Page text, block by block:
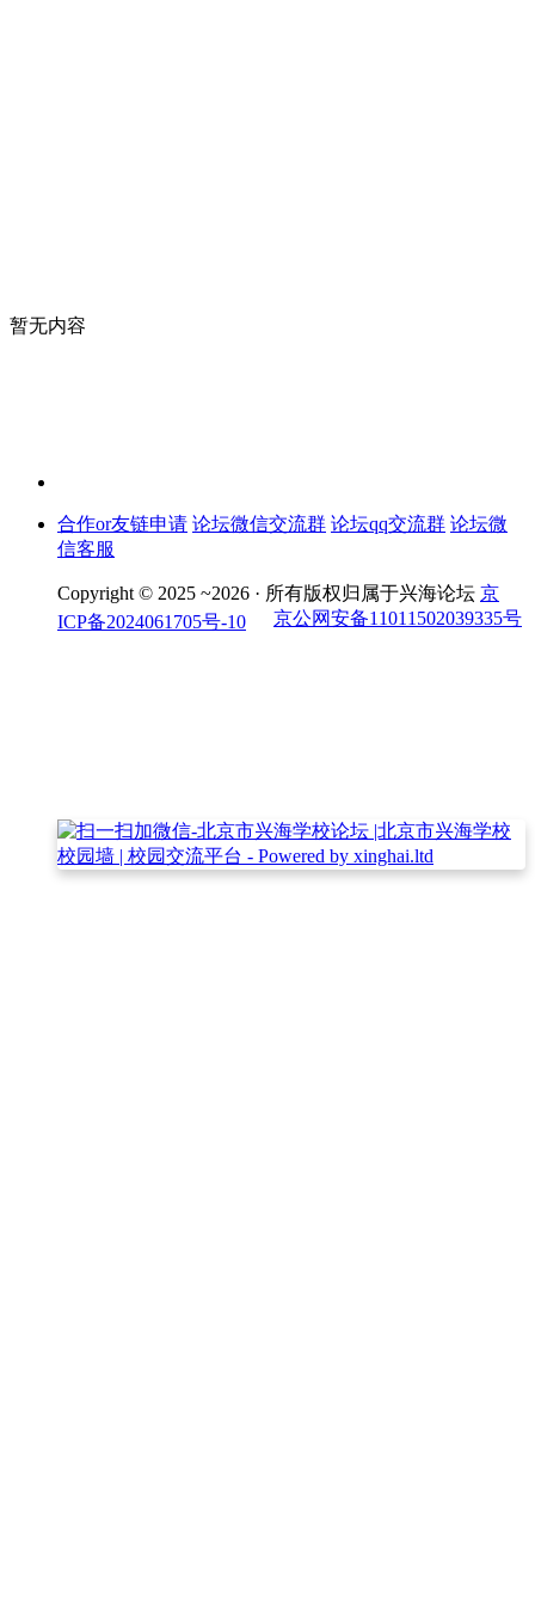
暂无内容
合作or友链申请 论坛微信交流群 论坛qq交流群 论坛微
信客服
Copyright © 2025 ~2026 · 所有版权归属于兴海论坛 京
ICP备2024061705号-10
京公网安备11011502039335号